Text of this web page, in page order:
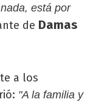
está por
de Damas
a los
"A la familia y